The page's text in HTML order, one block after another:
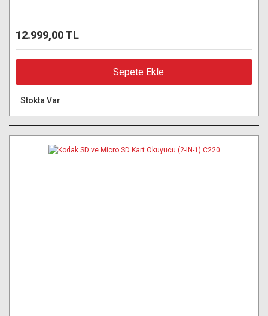
12.999,00 TL
Sepete Ekle
Stokta Var